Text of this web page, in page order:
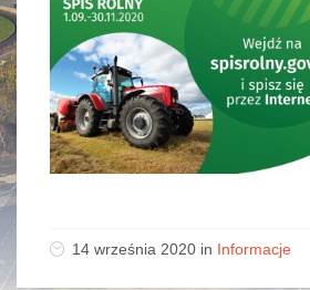
14 września 2020 in Informacje